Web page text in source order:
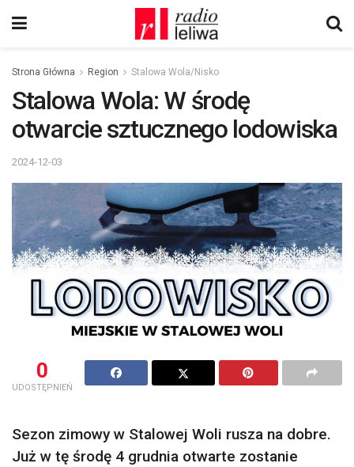
Strona Główna Region Stalowa Wola/Nisko
Stalowa Wola: W środę
otwarcie sztucznego lodowiska
2024-12-03
0
UDOSTĘPNIEŃ
Sezon zimowy w Stalowej Woli rusza na dobre.
Już w tę środę 4 grudnia otwarte zostanie